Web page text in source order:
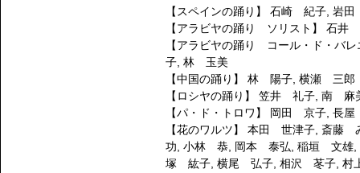
【スペインの踊り】石崎 紀子 ,岩
【アラビヤの踊り ソリスト】石井
【アラビヤの踊り コール・ド・バ
子 ,林 玉美
【中国の踊り】林 陽子 ,横瀬 三郎
【ロシヤの踊り】笠井 礼子 ,南 麻
【パ・ド・トロワ】 岡田 京子 ,長
【花のワルツ】本田 世津子 ,斎藤
功 ,小林 恭 岡本 泰弘 ,稲垣 文雄
塚 紘子 ,横尾 弘子 ,相沢 苳子 ,村